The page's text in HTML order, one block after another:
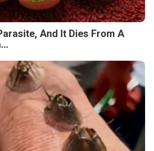
And It Dies From A